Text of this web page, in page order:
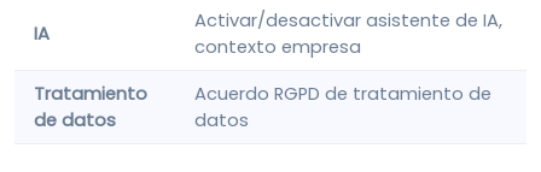
IA
Activar/desactivar asistente de IA,
contexto empresa
Tratamiento
de datos
Acuerdo RGPD de tratamiento de
datos